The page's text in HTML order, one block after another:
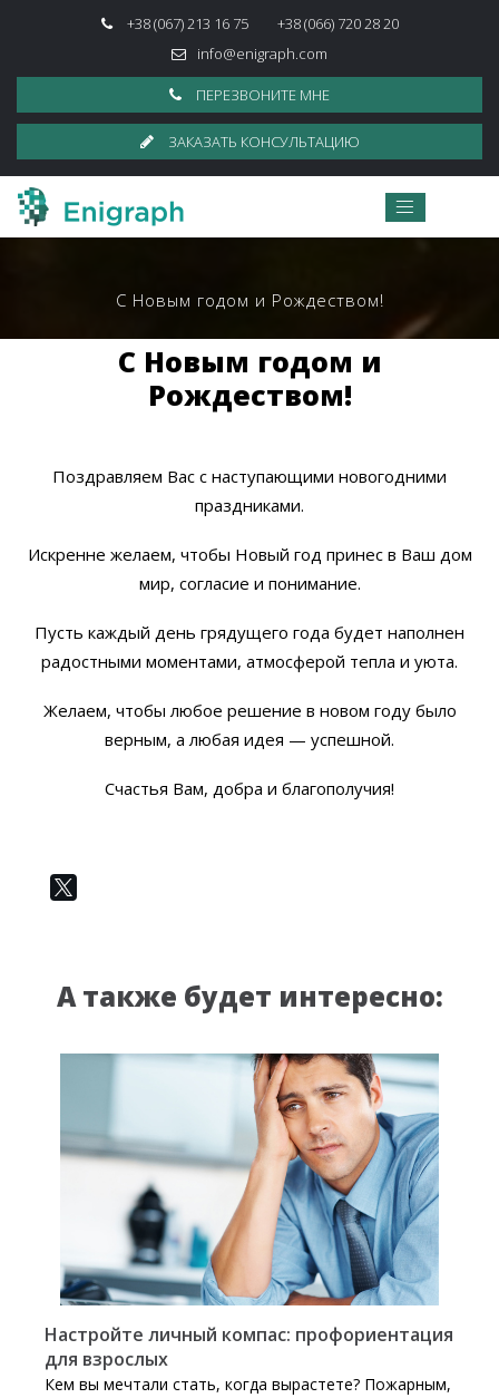
+38 (067) 213 16 75
+38 (066) 720 28 20
info@enigraph.com
ПЕРЕЗВОНИТЕ МНЕ
ЗАКАЗАТЬ КОНСУЛЬТАЦИЮ
С Новым годом и Рождеством!
С Новым годом и
Рождеством!
Поздравляем Вас с наступающими новогодними
праздниками.
Искренне желаем, чтобы Новый год принес в Ваш дом
мир, согласие и понимание.
Пусть каждый день грядущего года будет наполнен
радостными моментами, атмосферой тепла и уюта.
Желаем, чтобы любое решение в новом году было
верным, а любая идея — успешной.
Счастья Вам, добра и благополучия!
А также будет интересно:
Настройте личный компас: профориентация
для взрослых
Кем вы мечтали стать, когда вырастете? Пожарным,